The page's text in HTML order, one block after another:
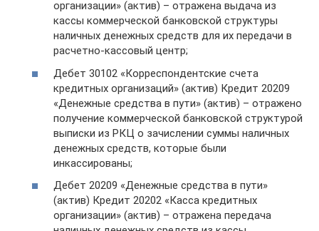
организации» (актив) – отражена выдача из
кассы коммерческой банковской структуры
наличных денежных средств для их передачи в
расчетно-кассовый центр;
Дебет 30102 «Корреспондентские счета
кредитных организаций» (актив) Кредит 20209
«Денежные средства в пути» (актив) – отражено
получение коммерческой банковской структурой
выписки из РКЦ о зачислении суммы наличных
денежных средств, которые были
инкассированы;
Дебет 20209 «Денежные средства в пути»
(актив) Кредит 20202 «Касса кредитных
организации» (актив) – отражена передача